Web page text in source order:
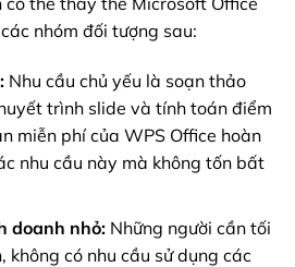
nhóm đối tượng sau:
Nhu cầu chủ yếu là soạn thảo
trình slide và tính toán điểm
miễn phí của WPS Office hoàn
nhu cầu này mà không tốn bất
doanh nhỏ:Những người cần tối
không có nhu cầu sử dụng các